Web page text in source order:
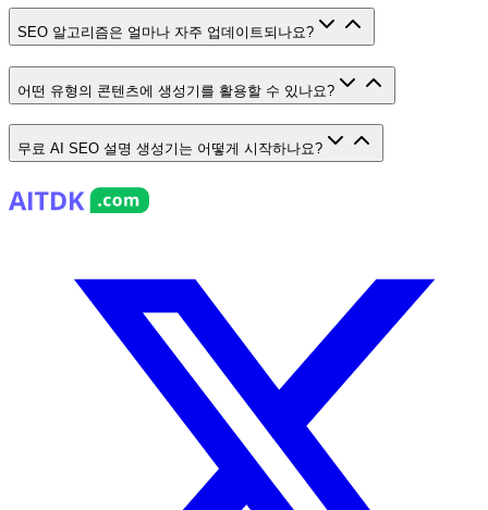
SEO 알고리즘은 얼마나 자주 업데이트되나요?
어떤 유형의 콘텐츠에 생성기를 활용할 수 있나요?
무료 AI SEO 설명 생성기는 어떻게 시작하나요?